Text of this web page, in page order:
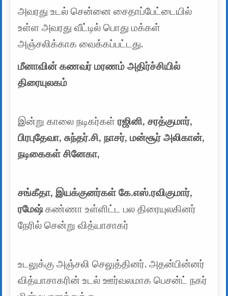
அவரது உடல் சென்னை சைதாப்பேட்டையில்
உள்ள அவரது வீட்டில் பொது மக்கள்
அஞ்சலிக்காக வைக்கப்பட்டது.
மீனாவின் கணவர் மரணம் அதிர்ச்சியில்
திரையுலகம்
இன்று காலை நடிகர்கள்ரஜினி, சரத்குமார்,
பிரபுதேவா, சுந்தர்.சி, நாசர், மன்சூர் அலிகான்,
நடிகைகள் சினேகா,
சங்கீதா, இயக்குனர்கள் கே.எஸ்.ரவிகுமார்,
ரமேஷ்கண்ணா உள்ளிட்ட பல திரையுலகினர்
நேரில் சென்று வித்யாசாகர்
உடலுக்கு அஞ்சலி செலுத்தினர். அதன்பின்னர்
வித்யாசாகரின் உடல் ஊர்வலமாக பெசன்ட் நகர்